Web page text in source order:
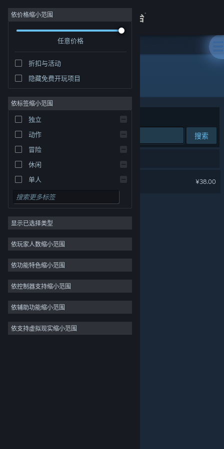
登录
关于
客服
关于蒸汽平台|退款政策|软件许可服务协议
个人信息保护政策|个人信息出境告知书|
依价格缩小范围
任意价格
折扣与活动
隐藏免费开玩项目
依标签缩小范围
独立
动作
冒险
休闲
单人
模拟
角色扮演
策略
2D
3D
免费开玩
氛围
剧情丰富
彩色
显示已选择类型
依玩家人数缩小范围
依功能特色缩小范围
依控制器支持缩小范围
依辅助功能缩小范围
依支持虚拟现实缩小范围
开发者: SpaceCan
排序依据 相关性
搜索
1 个匹配的搜索结果。
¥38.00